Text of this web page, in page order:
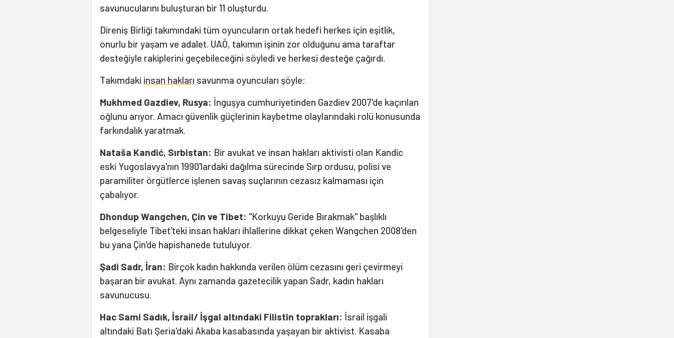
savunucularını buluşturan bir 11 oluşturdu.
Direniş Birliği takımındaki tüm oyuncuların ortak hedefi herkes için eşitlik,
onurlu bir yaşam ve adalet. UAÖ, takımın işinin zor olduğunu ama taraftar
desteğiyle rakiplerini geçebileceğini söyledi ve herkesi desteğe çağırdı.
Takımdaki insan hakları savunma oyuncuları şöyle:
Mukhmed Gazdiev, Rusya: İnguşya cumhuriyetinden Gazdiev 2007'de kaçırılan
oğlunu arıyor. Amacı güvenlik güçlerinin kaybetme olaylarındaki rolü konusunda
farkındalık yaratmak.
Nataša Kandić, Sırbistan: Bir avukat ve insan hakları aktivisti olan Kandic
eski Yugoslavya'nın 1990'lardaki dağılma sürecinde Sırp ordusu, polisi ve
paramiliter örgütlerce işlenen savaş suçlarının cezasız kalmaması için
çabalıyor.
Dhondup Wangchen, Çin ve Tibet: "Korkuyu Geride Bırakmak" başlıklı
belgeseliyle Tibet'teki insan hakları ihlallerine dikkat çeken Wangchen 2008'den
bu yana Çin'de hapishanede tutuluyor.
Şadi Sadr, İran: Birçok kadın hakkında verilen ölüm cezasını geri çevirmeyi
başaran bir avukat. Aynı zamanda gazetecilik yapan Sadr, kadın hakları
savunucusu.
Hac Sami Sadık, İsrail/ İşgal altındaki Filistin toprakları: İsrail işgali
altındaki Batı Şeria'daki Akaba kasabasında yaşayan bir aktivist. Kasaba